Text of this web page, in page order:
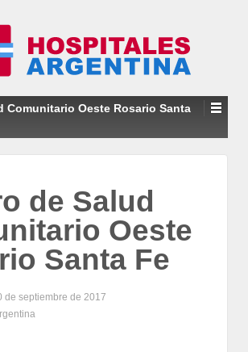
Comunitario Oeste Rosario Santa
de Salud
Oeste
Santa Fe
de septiembre de 2017